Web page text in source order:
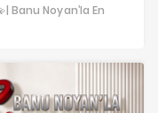
Banu Noyan’la En